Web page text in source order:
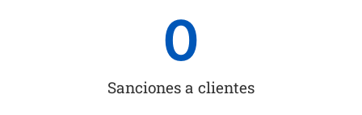
Sanciones a clientes
0